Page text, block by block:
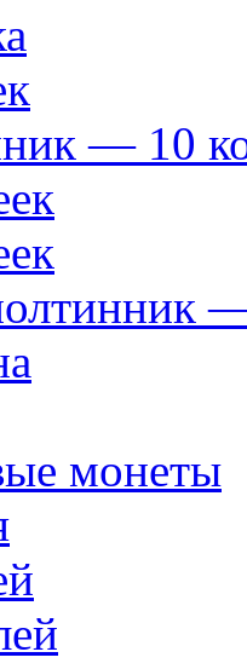
— 10
монеты